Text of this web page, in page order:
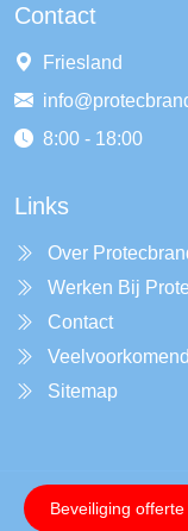
Contact
Friesland
8:00 - 18:00
Links
Over
Werken Bij
Contact
Sitemap
Copyright ©
Beveiliging offerte